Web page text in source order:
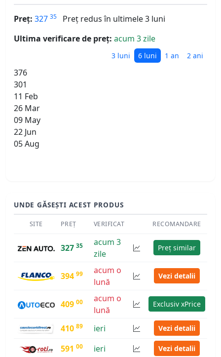
Preț: 327 35
Preț redus în ultimele 3 luni
Ultima verificare de preț: acum 3 zile
3 luni 6 luni 1 an 2 ani
376
301
11 Feb
26 Mar
09 May
22 Jun
05 Aug
UNDE GĂSEȘTI ACEST PRODUS
SITE PREȚ VERIFICAT RECOMANDARE
327 35
acum 3
zile
Preț similar
394 99
acum o
lună
Vezi detalii
409 00
acum o
lună
Exclusiv xPrice
410 89 ieri Vezi detalii
591 00 ieri Vezi detalii